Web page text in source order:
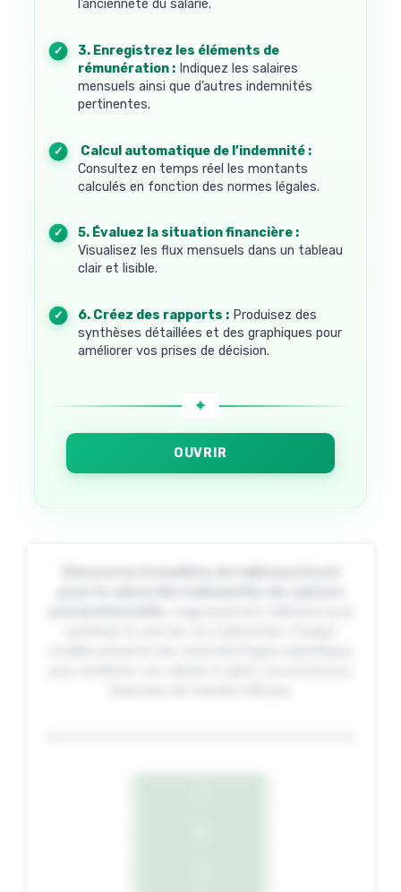
l’ancienneté du salarié.
3. Enregistrez les éléments de
rémunération : Indiquez les salaires
mensuels ainsi que d’autres indemnités
pertinentes.
4. Calcul automatique de l’indemnité :
Consultez en temps réel les montants
calculés en fonction des normes légales.
5. Évaluez la situation financière :
Visualisez les flux mensuels dans un tableau
clair et lisible.
6. Créez des rapports : Produisez des
synthèses détaillées et des graphiques pour
améliorer vos prises de décision.
OUVRIR